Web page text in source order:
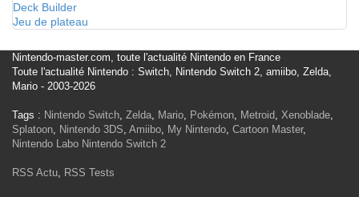
Deck Builder
Jeu de plateau
Nintendo-master.com, toute l'actualité Nintendo en France
Toute l'actualité Nintendo : Switch, Nintendo Switch 2, amiibo, Zelda,
Mario - 2003-2026
Tags : Nintendo Switch, Zelda, Mario, Pokémon, Metroid, Xenoblade,
Splatoon, Nintendo 3DS, Amiibo, My Nintendo, Cartoon Master,
Nintendo Labo Nintendo Switch 2
RSS Actu, RSS Tests